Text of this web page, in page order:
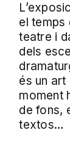
el temps
teatre i
dels
és un
moment
de fons,
textos…